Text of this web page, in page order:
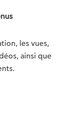
les vues,
ainsi que